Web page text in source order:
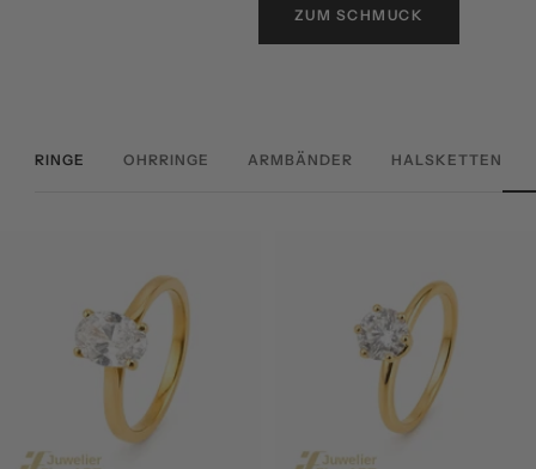
ZUM SCHMUCK
RINGE OHRRINGE ARMBÄNDER HALSKETTEN